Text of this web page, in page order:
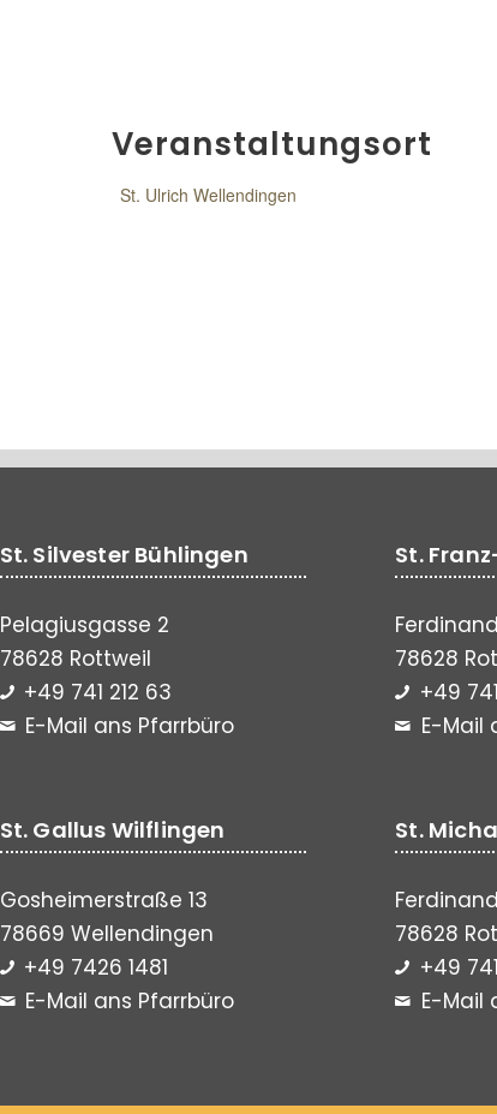
Veranstaltungsort
St. Ulrich Wellendingen
St. Silvester Bühlingen
Pelagiusgasse 2
78628 Rottweil
+49 741 212 63
E-Mail ans Pfarrbüro
St. Gallus Wilflingen
Gosheimerstraße 13
78669 Wellendingen
+49 7426 1481
E-Mail ans Pfarrbüro
St.
78628
+49
E-Mail
St.
78628
+49
E-Mail